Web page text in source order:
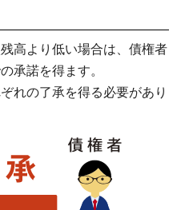
高より低い場合は、債権者
承諾を得ます。
れの了承を得る必要があり